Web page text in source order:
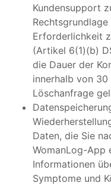
Kundensupport
Erforderlichkeit
(Artikel 6(1)(b)
die Dauer der
innerhalb von 30
Löschanfrage
Daten, die Sie
WomanLog-App
Informationen
Symptome und